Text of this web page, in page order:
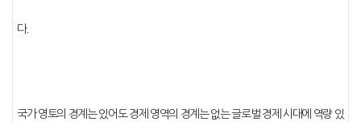
다.
국가 영토의 경계는 있어도 경제 영역의 경계는 없는 글로벌 경제 시대에 역량 있